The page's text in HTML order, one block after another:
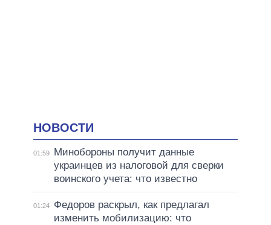
НОВОСТИ
01:59
Минобороны получит данные
украинцев из налоговой для сверки
воинского учета: что известно
01:24
Федоров раскрыл, как предлагал
изменить мобилизацию: что